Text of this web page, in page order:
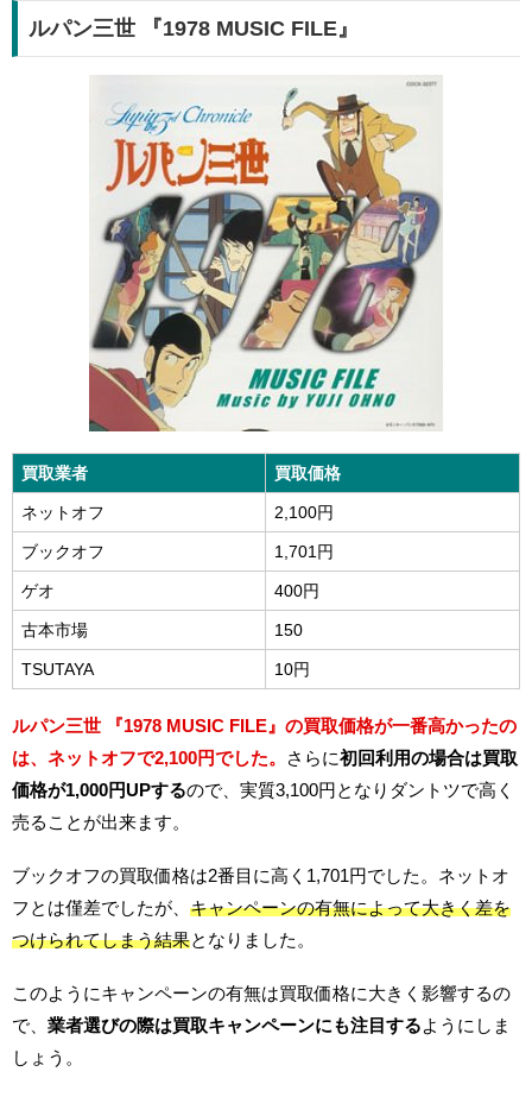
ルパン三世 『1978 MUSIC FILE』
買取業者 買取価格
ネットオフ 2,100円
ブックオフ 1,701円
ゲオ 400円
古本市場 150
TSUTAYA 10円
ルパン三世 『1978 MUSIC FILE』の買取価格が一番高かったの
は、ネットオフで2,100円でした。
さらに初回利用の場合は買取
価格が1,000円UPするので、実質3,100円となりダントツで高く
売ることが出来ます。
ブックオフの買取価格は2番目に高く1,701円でした。ネットオ
フとは僅差でしたが、 キャンペーンの有無によって大きく差を
つけられてしまう結果 となりました。
このようにキャンペーンの有無は買取価格に大きく影響するの
で、 業者選びの際は買取キャンペーンにも注目する ようにしま
しょう。